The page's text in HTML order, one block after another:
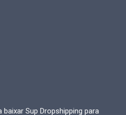
baixar Sup Dropshipping para